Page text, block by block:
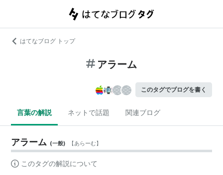
はてなブログ トップ
アラーム
このタグでブログを書く
言葉の解説 ネットで話題 関連ブログ
アラーム (一般) 【あらーむ】
このタグの解説について